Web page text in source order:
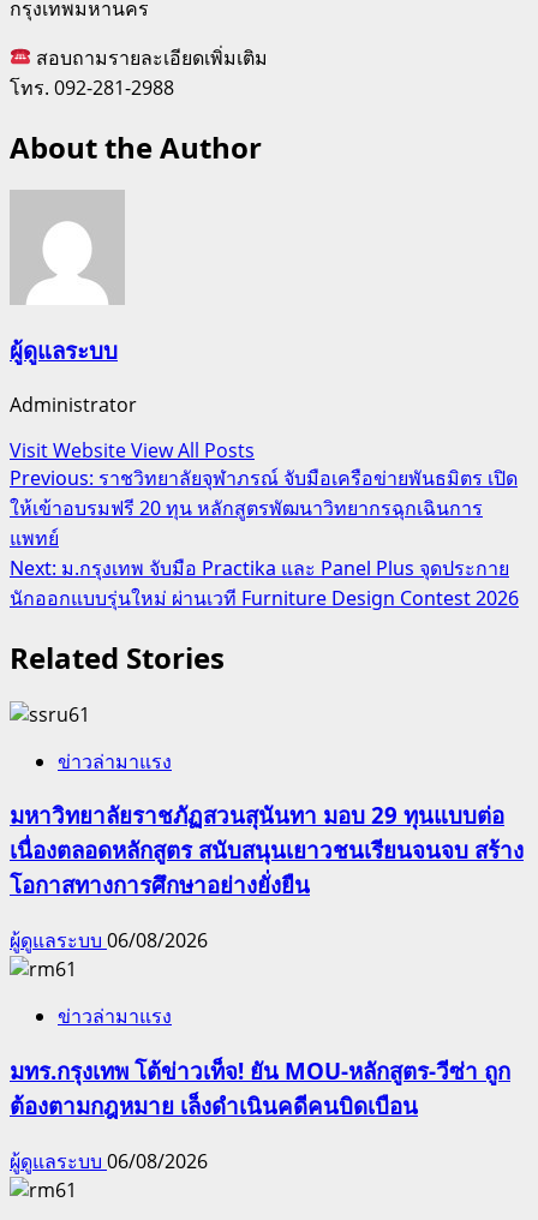
กรุงเทพมหานคร
สอบถามรายละเอียดเพิ่มเติม
โทร. 092-281-2988
About the Author
ผู้ดูแลระบบ
Administrator
Visit WebsiteView All Posts
Post
navigation
Previous: ราชวิทยาลัยจุฬาภรณ์ จับมือเครือข่ายพันธมิตร เปิด
ให้เข้าอบรมฟรี 20 ทุน หลักสูตรพัฒนาวิทยากรฉุกเฉินการ
แพทย์
Next: ม.กรุงเทพ จับมือ Practika และ Panel Plus จุดประกาย
นักออกแบบรุ่นใหม่ ผ่านเวที Furniture Design Contest 2026
Related Stories
ข่าวล่ามาแรง
มหาวิทยาลัยราชภัฏสวนสุนันทา มอบ 29 ทุนแบบต่อ
เนื่องตลอดหลักสูตร สนับสนุนเยาวชนเรียนจนจบ สร้าง
โอกาสทางการศึกษาอย่างยั่งยืน
ผู้ดูแลระบบ 06/08/2026
ข่าวล่ามาแรง
มทร.กรุงเทพ โต้ข่าวเท็จ! ยัน MOU-หลักสูตร-วีซ่า ถูก
ต้องตามกฎหมาย เล็งดำเนินคดีคนบิดเบือน
ผู้ดูแลระบบ 06/08/2026